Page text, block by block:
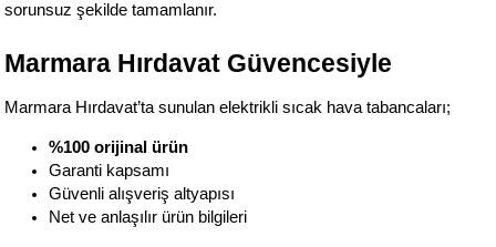
sorunsuz şekilde tamamlanır.
Marmara Hırdavat Güvencesiyle
Marmara Hırdavat’ta sunulan elektrikli sıcak hava tabancaları;
%100 orijinal ürün
Garanti kapsamı
Güvenli alışveriş altyapısı
Net ve anlaşılır ürün bilgileri